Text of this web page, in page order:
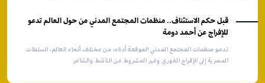
قبل حكم الاستئناف.. منظمات المجتمع المدني من حول العالم تدعو
للإفراج عن أحمد دومة
تدعو منظمات المجتمع المدني الموقعة أدناه، من مختلف أنحاء العالم، السلطات
المصرية إلى الإفراج الفوري وغير المشروط عن الناشط والشاعر